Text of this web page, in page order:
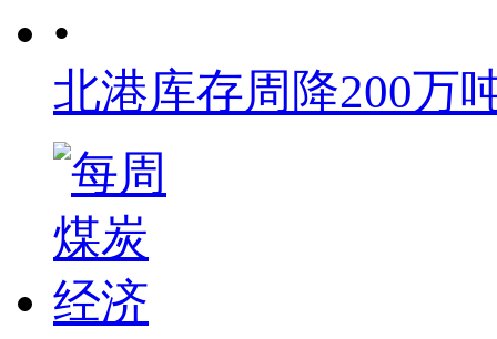
•
北港库存周降200万